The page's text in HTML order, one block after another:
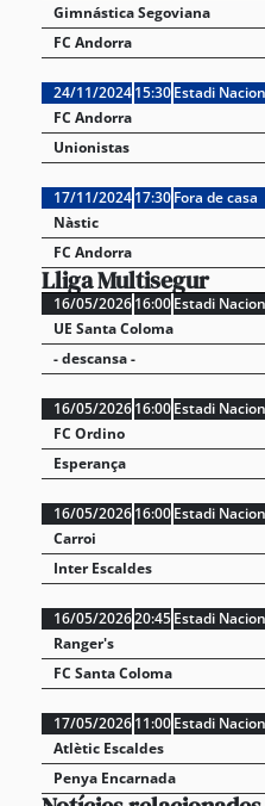
Gimnástica Segoviana
FC Andorra
24/11/202415:30Estadi
FC Andorra
Unionistas
17/11/202417:30Fora de casa
Nàstic
FC Andorra
Lliga Multisegur
16/05/202616:00Estadi
UE Santa Coloma
- descansa -
16/05/202616:00Estadi
FC Ordino
Esperança
16/05/202616:00Estadi
Carroi
Inter Escaldes
16/05/202620:45Estadi
Ranger's
FC Santa Coloma
17/05/202611:00Estadi
Atlètic Escaldes
Penya Encarnada